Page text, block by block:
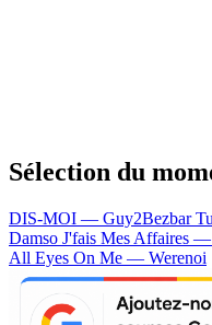
Sélection du
DIS-MOI — Guy2Bezbar
Damso J'fais Mes Affaires
All Eyes On Me — Werenoi